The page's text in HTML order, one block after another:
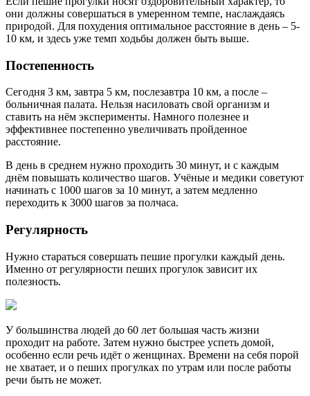
они должны совершаться в умеренном темпе, наслаждаясь
природой. Для похудения оптимальное расстояние в день – 5-
10 км, и здесь уже темп ходьбы должен быть выше.
Постепенность
Сегодня 3 км, завтра 5 км, послезавтра 10 км, а после –
больничная палата. Нельзя насиловать свой организм и
ставить на нём эксперименты. Намного полезнее и
эффективнее постепенно увеличивать пройденное
расстояние.
В день в среднем нужно проходить 30 минут, и с каждым
днём повышать количество шагов. Учёные и медики советуют
начинать с 1000 шагов за 10 минут, а затем медленно
переходить к 3000 шагов за полчаса.
Регулярность
Нужно стараться совершать пешие прогулки каждый день.
Именно от регулярности пеших прогулок зависит их
полезность.
У большинства людей до 60 лет большая часть жизни
проходит на работе. Затем нужно быстрее успеть домой,
особенно если речь идёт о женщинах. Времени на себя порой
не хватает, и о пеших прогулках по утрам или после работы
речи быть не может.